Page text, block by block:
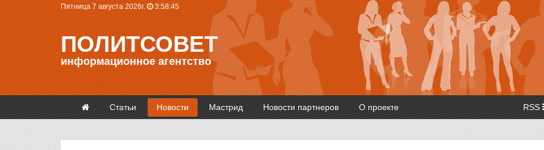
Пятница 7 августа 2026г. 3:58:46
ПОЛИТСОВЕТ
информационное агентство
Статьи Новости Мастрид Новости партнеров О проекте RSS